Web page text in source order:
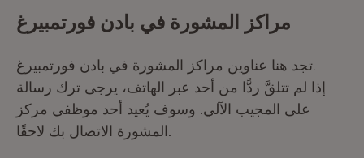
مراكز المشورة في بادن فورتمبيرغ
إذا لم تتلقَّ ردًّا من أحد عبر الهاتف، يرجى ترك رسالة
على المجيب الآلي. وسوف يُعيد أحد موظفي مركز